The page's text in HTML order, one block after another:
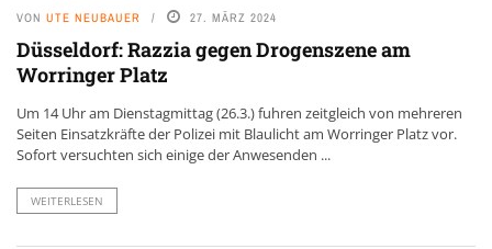
VON UTE NEUBAUER 27. MÄRZ 2024
Düsseldorf: Razzia gegen Drogenszene am
Worringer Platz
Um 14 Uhr am Dienstagmittag (26.3.) fuhren zeitgleich von mehreren
Seiten Einsatzkräfte der Polizei mit Blaulicht am Worringer Platz vor.
Sofort versuchten sich einige der Anwesenden ...
WEITERLESEN